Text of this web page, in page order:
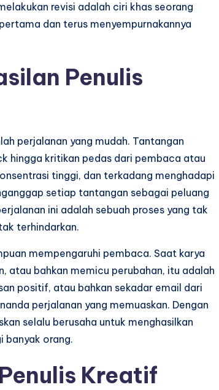
revisi adalah ciri khas seorang
dan terus menyempurnakannya
Penulis
perjalanan yang mudah. Tantangan
hingga kritikan pedas dari pembaca atau
tinggi, dan terkadang menghadapi
setiap tantangan sebagai peluang
ini adalah sebuah proses yang tak
terhindarkan.
mempengaruhi pembaca. Saat karya
atau bahkan memicu perubahan, itu adalah
positif, atau bahkan sekadar email dari
perjalanan yang memuaskan. Dengan
selalu berusaha untuk menghasilkan
banyak orang.
Kreatif